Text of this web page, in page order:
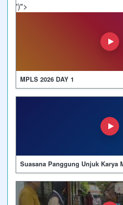
')">
MPLS 2026 DAY 1
Suasana Panggung Unjuk Karya